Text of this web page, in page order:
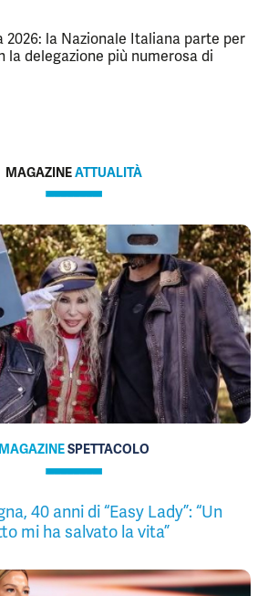
2026: la Nazionale Italiana parte per
la delegazione più numerosa di
MAGAZINEATTUALITÀ
MAGAZINESPETTACOLO
40 anni di “Easy Lady”: “Un
mi ha salvato la vita”